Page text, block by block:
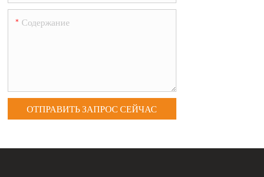
Содержание
ОТПРАВИТЬ ЗАПРОС СЕЙЧАС